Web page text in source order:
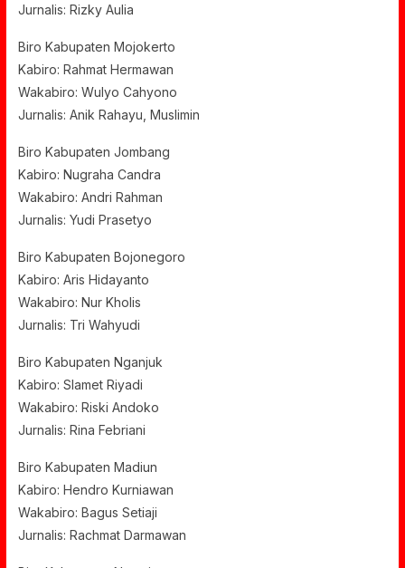
Jurnalis: Rizky Aulia
Biro Kabupaten Mojokerto
Kabiro: Rahmat Hermawan
Wakabiro: Wulyo Cahyono
Jurnalis: Anik Rahayu, Muslimin
Biro Kabupaten Jombang
Kabiro: Nugraha Candra
Wakabiro: Andri Rahman
Jurnalis: Yudi Prasetyo
Biro Kabupaten Bojonegoro
Kabiro: Aris Hidayanto
Wakabiro: Nur Kholis
Jurnalis: Tri Wahyudi
Biro Kabupaten Nganjuk
Kabiro: Slamet Riyadi
Wakabiro: Riski Andoko
Jurnalis: Rina Febriani
Biro Kabupaten Madiun
Kabiro: Hendro Kurniawan
Wakabiro: Bagus Setiaji
Jurnalis: Rachmat Darmawan